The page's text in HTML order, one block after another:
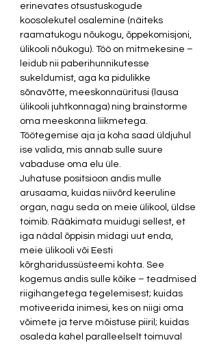
erinevates otsustuskogude
koosolekutel osalemine (näiteks
raamatukogu nõukogu, õppekomisjoni,
ülikooli nõukogu). Töö on mitmekesine –
leidub nii paberihunnikutesse
sukeldumist, aga ka pidulikke
sõnavõtte, meeskonnaüritusi (lausa
ülikooli juhtkonnaga) ning brainstorme
oma meeskonna liikmetega.
Töötegemise aja ja koha saad üldjuhul
ise valida, mis annab sulle suure
vabaduse oma elu üle.
Juhatuse positsioon andis mulle
arusaama, kuidas niivõrd keeruline
organ, nagu seda on meie ülikool, üldse
toimib. Rääkimata muidugi sellest, et
iga nädal õppisin midagi uut enda,
meie ülikooli või Eesti
kõrgharidussüsteemi kohta. See
kogemus andis sulle kõike – teadmised
riigihangetega tegelemisest; kuidas
motiveerida inimesi, kes on niigi oma
võimete ja terve mõistuse piiril; kuidas
osaleda kahel paralleelselt toimuval